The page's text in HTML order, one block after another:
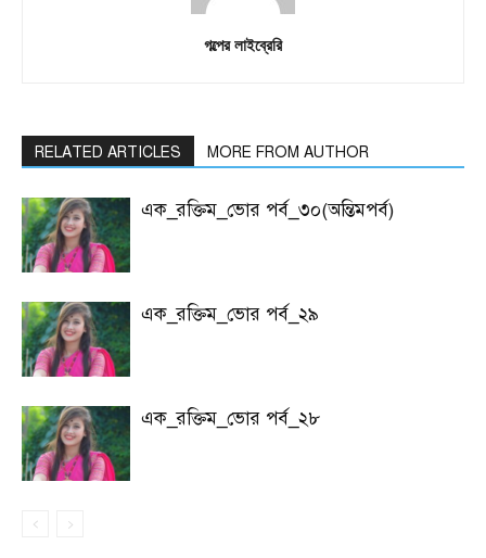
গল্পের লাইব্রেরি
RELATED ARTICLES MORE FROM AUTHOR
এক_রক্তিম_ভোর পর্ব_৩০(অন্তিমপর্ব)
এক_রক্তিম_ভোর পর্ব_২৯
এক_রক্তিম_ভোর পর্ব_২৮